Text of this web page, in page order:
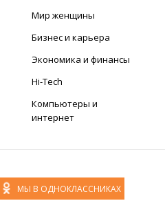
Мир женщины
Бизнес и карьера
Экономика и финансы
Hi-Tech
Компьютеры и
интернет
МЫ В ОДНОКЛАССНИКАХ